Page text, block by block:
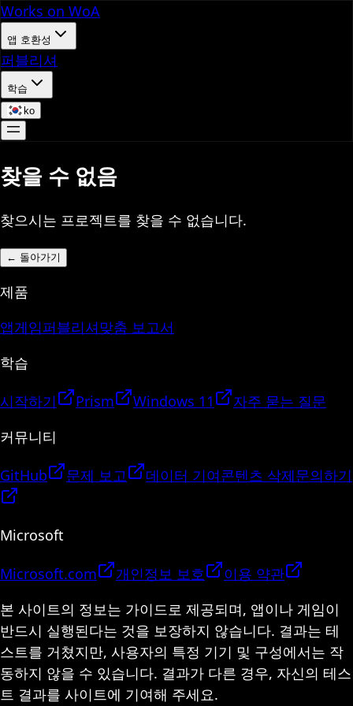
Works on WoA
앱 호환성
퍼블리셔
학습
ko
찾을 수 없음
찾으시는 프로젝트를 찾을 수 없습니다.
← 돌아가기
제품
앱게임퍼블리셔맞춤 보고서
학습
시작하기 Prism Windows 11
자주 묻는 질문
커뮤니티
GitHub 문제 보고 데이터 기여콘텐츠 삭제문의하기
Microsoft
Microsoft.com 개인정보 보호
이용 약관
본 사이트의 정보는 가이드로 제공되며, 앱이나 게임이
반드시 실행된다는 것을 보장하지 않습니다. 결과는 테
스트를 거쳤지만, 사용자의 특정 기기 및 구성에서는 작
동하지 않을 수 있습니다. 결과가 다른 경우, 자신의 테스
트 결과를 사이트에 기여해 주세요.